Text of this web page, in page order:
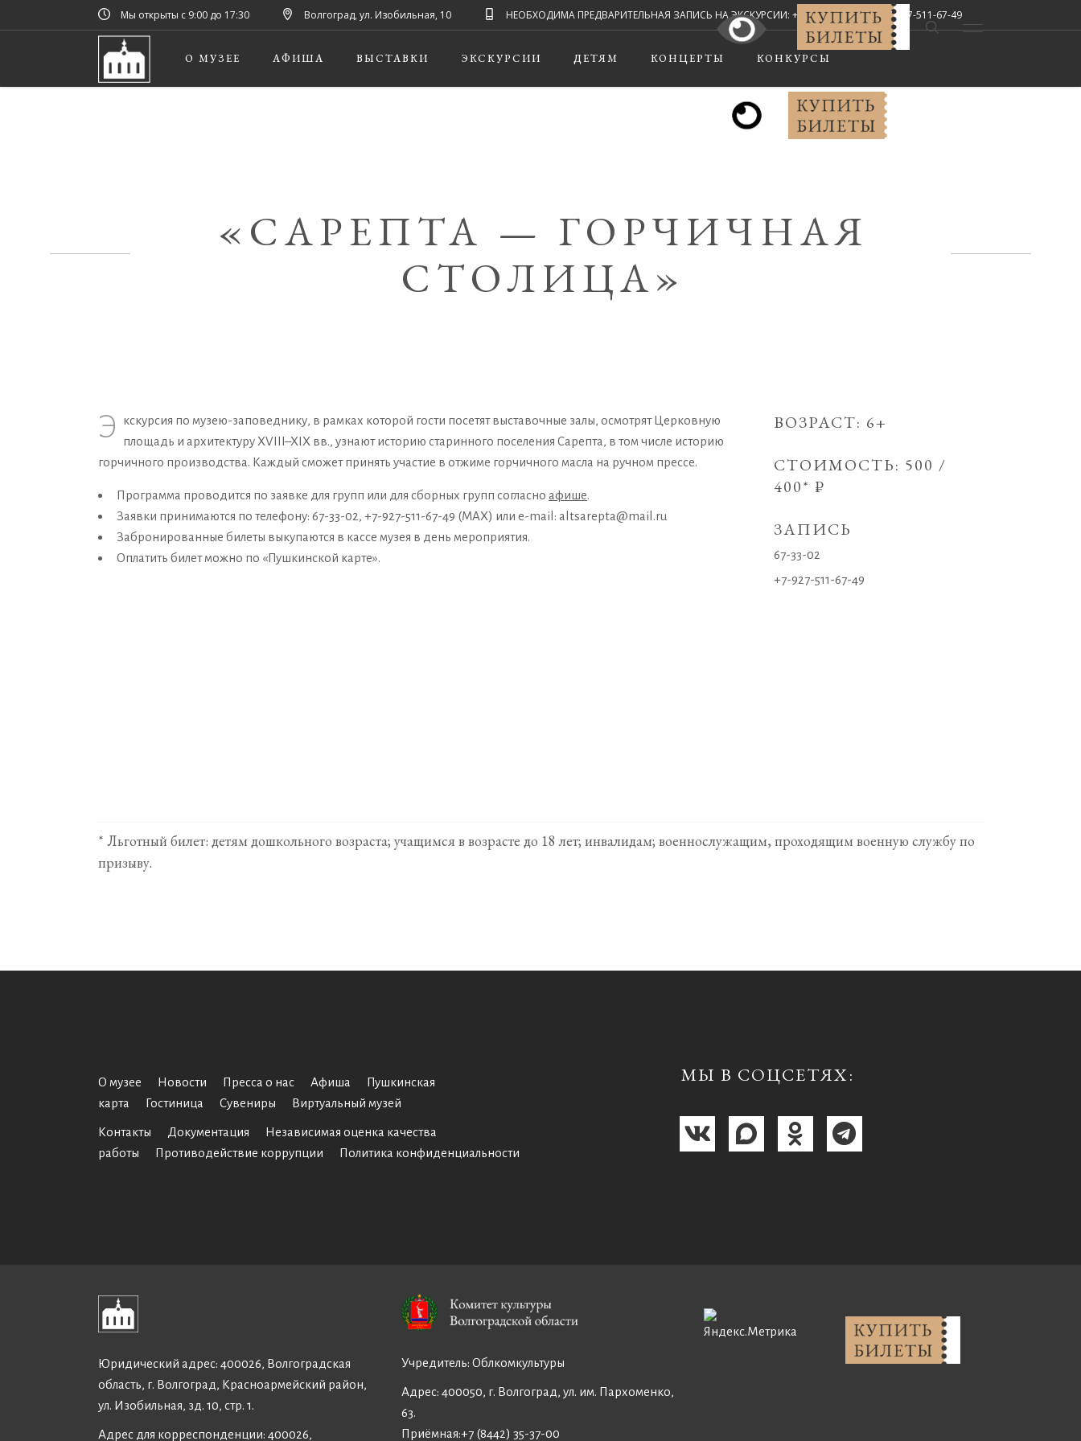
Мы открыты с 9:00 до 17:30 Волгоград, ул. Изобильная, 10 НЕОБХОДИМА ПРЕДВАРИТЕЛЬНАЯ ЗАПИСЬ НА ЭКСКУРСИИ: +7 (8442) 67-33-02, +7-927-511-67-49
Мы в соцсетях:
О МУЗЕЕ
АФИША ВЫСТАВКИ ЭКСКУРСИИ ДЕТЯМ КОНЦЕРТЫ КОНКУРСЫ
«САРЕПТА — ГОРЧИЧНАЯ
СТОЛИЦА»
Э
кскурсия по музею-заповеднику, в рамках которой гости посетят выставочные залы, осмотрят Церковную
площадь и архитектуру XVIII–XIX вв., узнают историю старинного поселения Сарепта, в том числе историю
горчичного производства. Каждый сможет принять участие в отжиме горчичного масла на ручном прессе.
Программа проводится по заявке для групп или для сборных групп согласно афише.
Заявки принимаются по телефону: 67-33-02, +7-927-511-67-49 (MAX) или e-mail: altsarepta@mail.ru
Забронированные билеты выкупаются в кассе музея в день мероприятия.
Оплатить билет можно по «Пушкинской карте».
ВОЗРАСТ: 6+
СТОИМОСТЬ: 500 /
400* ₽
ЗАПИСЬ
67-33-02
+7-927-511-67-49
* Льготный билет: детям дошкольного возраста; учащимся в возрасте до 18 лет; инвалидам; военнослужащим, проходящим военную службу по
призыву.
О музее Новости Пресса о нас Афиша
Пушкинская
карта
Гостиница Сувениры Виртуальный музей
Контакты Документация
Независимая оценка качества
работы
Противодействие коррупции Политика конфиденциальности
МЫ В СОЦСЕТЯХ:
Юридический адрес: 400026, Волгоградская
область, г. Волгоград, Красноармейский район,
ул. Изобильная, зд. 10, стр. 1.
Адрес для корреспонденции: 400026,
Учредитель: Облкомкультуры
Адрес: 400050, г. Волгоград, ул. им. Пархоменко,
63.
Приёмная:+7 (8442) 35-37-00